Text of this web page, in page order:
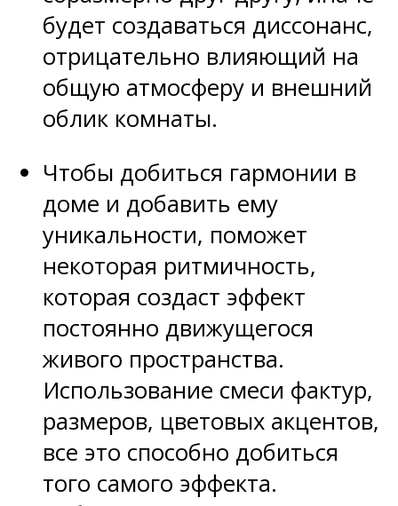
будет создаваться диссонанс,
отрицательно влияющий на
общую атмосферу и внешний
облик комнаты.
Чтобы добиться гармонии в
доме и добавить ему
уникальности, поможет
некоторая ритмичность,
которая создаст эффект
постоянно движущегося
живого пространства.
Использование смеси фактур,
размеров, цветовых акцентов,
все это способно добиться
того самого эффекта.